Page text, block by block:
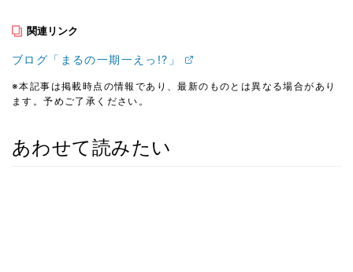
関連リンク
ブログ「まるの一期一えっ!?」
※本記事は掲載時点の情報であり、最新のものとは異なる場合があり
ます。予めご了承ください。
あわせて読みたい